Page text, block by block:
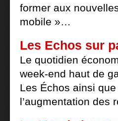
former aux
mobile »…
Les Echos sur
Le quotidien
week-end haut de
Les Échos ainsi
l’augmentation des